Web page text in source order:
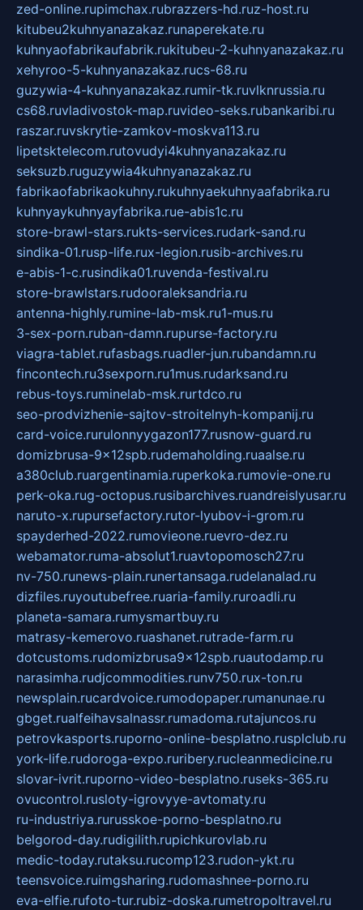
zed-online.rupimchax.rubrazzers-hd.ruz-host.ru
kitubeu2kuhnyanazakaz.runaperekate.ru
kuhnyaofabrikaufabrik.rukitubeu-2-kuhnyanazakaz.ru
xehyroo-5-kuhnyanazakaz.rucs-68.ru
guzywia-4-kuhnyanazakaz.rumir-tk.ruvlknrussia.ru
cs68.ruvladivostok-map.ruvideo-seks.rubankaribi.ru
raszar.ruvskrytie-zamkov-moskva113.ru
lipetsktelecom.rutovudyi4kuhnyanazakaz.ru
seksuzb.ruguzywia4kuhnyanazakaz.ru
fabrikaofabrikaokuhny.rukuhnyaekuhnyaafabrika.ru
kuhnyaykuhnyayfabrika.rue-abis1c.ru
store-brawl-stars.rukts-services.rudark-sand.ru
sindika-01.rusp-life.rux-legion.rusib-archives.ru
e-abis-1-c.rusindika01.ruvenda-festival.ru
store-brawlstars.rudooraleksandria.ru
antenna-highly.rumine-lab-msk.ru1-mus.ru
3-sex-porn.ruban-damn.rupurse-factory.ru
viagra-tablet.rufasbags.ruadler-jun.rubandamn.ru
fincontech.ru3sexporn.ru1mus.rudarksand.ru
rebus-toys.ruminelab-msk.rurtdco.ru
seo-prodvizhenie-sajtov-stroitelnyh-kompanij.ru
card-voice.rurulonnyygazon177.rusnow-guard.ru
domizbrusa-9x12spb.rudemaholding.ruaalse.ru
a380club.ruargentinamia.ruperkoka.rumovie-one.ru
perk-oka.rug-octopus.rusibarchives.ruandreislyusar.ru
naruto-x.rupursefactory.rutor-lyubov-i-grom.ru
spayderhed-2022.rumovieone.ruevro-dez.ru
webamator.ruma-absolut1.ruavtopomosch27.ru
nv-750.runews-plain.runertansaga.rudelanalad.ru
dizfiles.ruyoutubefree.ruaria-family.ruroadli.ru
planeta-samara.rumysmartbuy.ru
matrasy-kemerovo.ruashanet.rutrade-farm.ru
dotcustoms.rudomizbrusa9x12spb.ruautodamp.ru
narasimha.rudjcommodities.runv750.rux-ton.ru
newsplain.rucardvoice.rumodopaper.rumanunae.ru
gbget.rualfeihavsalnassr.rumadoma.rutajuncos.ru
petrovkasports.ruporno-online-besplatno.rusplclub.ru
york-life.rudoroga-expo.ruribery.rucleanmedicine.ru
slovar-ivrit.ruporno-video-besplatno.ruseks-365.ru
ovucontrol.rusloty-igrovyye-avtomaty.ru
ru-industriya.rurusskoe-porno-besplatno.ru
belgorod-day.rudigilith.rupichkurovlab.ru
medic-today.rutaksu.rucomp123.rudon-ykt.ru
teensvoice.ruimgsharing.rudomashnee-porno.ru
eva-elfie.rufoto-tur.rubiz-doska.rumetropoltravel.ru